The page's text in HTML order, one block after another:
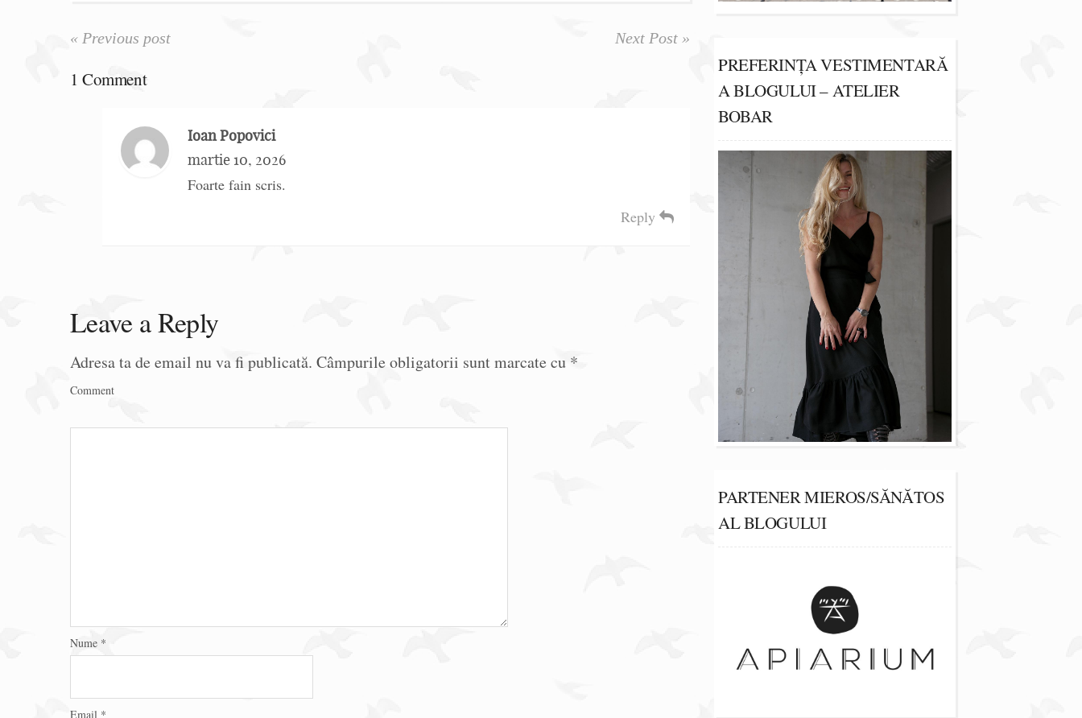
« Previous post Next Post »
1 Comment
Ioan Popovici
martie 10, 2026
Foarte fain scris.
Reply
Leave a Reply
Adresa ta de email nu va fi publicată. Câmpurile obligatorii sunt marcate cu *
Comment
Nume *
Email *
PREFERINȚA VESTIMENTARĂ
A BLOGULUI – ATELIER
BOBAR
PARTENER MIEROS/SĂNĂTOS
AL BLOGULUI